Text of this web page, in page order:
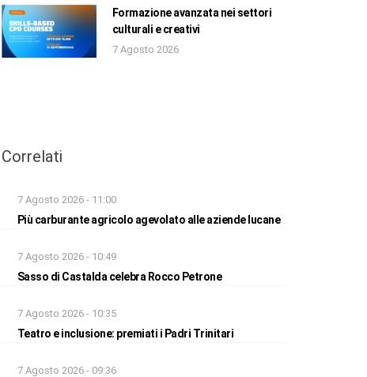
Formazione avanzata nei settori
culturali e creativi
7 Agosto 2026
Correlati
7 Agosto 2026 - 11:00
Più carburante agricolo agevolato alle aziende lucane
7 Agosto 2026 - 10:49
Sasso di Castalda celebra Rocco Petrone
7 Agosto 2026 - 10:35
Teatro e inclusione: premiati i Padri Trinitari
7 Agosto 2026 - 09:36